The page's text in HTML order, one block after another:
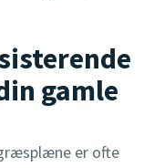
gamle
er ofte